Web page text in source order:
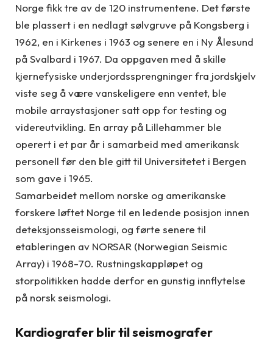
Norge fikk tre av de 120 instrumentene. Det første
ble plassert i en nedlagt sølvgruve på Kongsberg i
1962, en i Kirkenes i 1963 og senere en i Ny Ålesund
på Svalbard i 1967. Da oppgaven med å skille
kjernefysiske underjordssprengninger fra jordskjelv
viste seg å være vanskeligere enn ventet, ble
mobile arraystasjoner satt opp for testing og
videreutvikling. En array på Lillehammer ble
operert i et par år i samarbeid med amerikansk
personell før den ble gitt til Universitetet i Bergen
som gave i 1965.
Samarbeidet mellom norske og amerikanske
forskere løftet Norge til en ledende posisjon innen
deteksjonsseismologi, og førte senere til
etableringen av NORSAR (Norwegian Seismic
Array) i 1968-70. Rustningskappløpet og
storpolitikken hadde derfor en gunstig innflytelse
på norsk seismologi.
Kardiografer blir til seismografer